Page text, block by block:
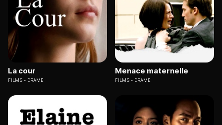
La cour
FILMS DRAME
Menace maternelle
FILMS DRAME